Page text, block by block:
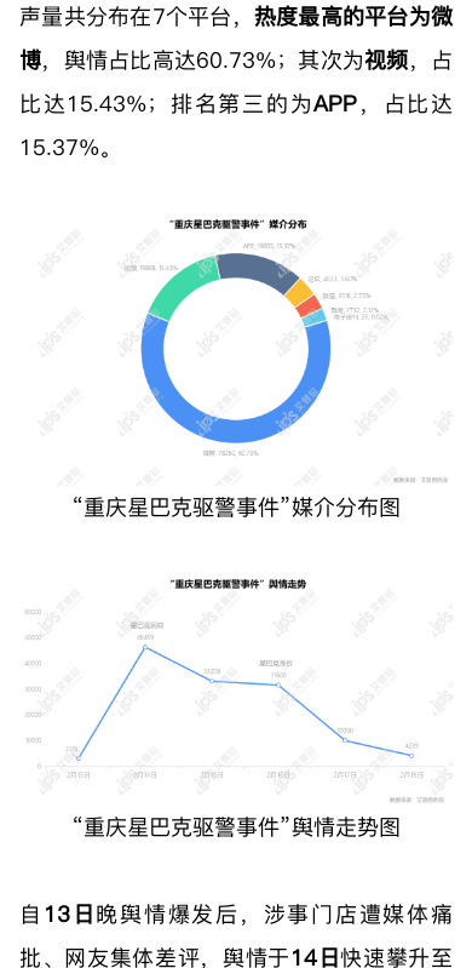
声量共分布在7个平台， 热度最高的平台为微
博，舆情占比高达60.73%；其次为视频，占
比达15.43%；排名第三的为APP，占比达
15.37%。
“重庆星巴克驱警事件”媒介分布图
“重庆星巴克驱警事件”舆情走势图
自 13日晚舆情爆发后，涉事门店遭媒体痛
批、网友集体差评，舆情于14日快速攀升至